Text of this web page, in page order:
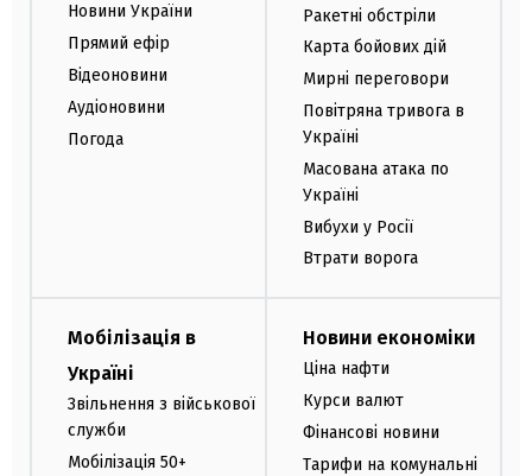
Новини України
Прямий ефір
Відеоновини
Аудіоновини
Погода
Ракетні обстріли
Карта бойових дій
Мирні переговори
Повітряна тривога в
Україні
Масована атака по
Україні
Вибухи у Росії
Втрати ворога
Мобілізація в
Україні
Звільнення з військової
служби
Мобілізація 50+
Новини економіки
Ціна нафти
Курси валют
Фінансові новини
Тарифи на комунальні